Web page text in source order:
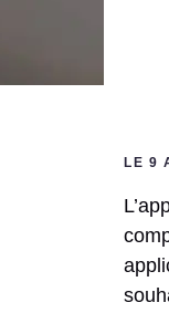
LE 9